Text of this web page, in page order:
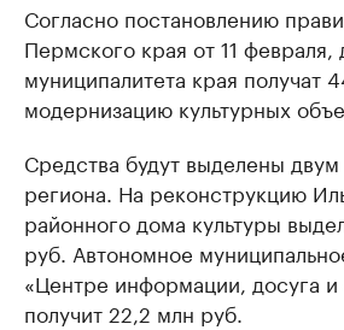
Согласно постановлению
Пермского края от 11 февраля,
муниципалитета края получат
модернизацию культурных
Средства будут выделены
региона. На реконструкцию
районного дома культуры
руб. Автономное
«Центре информации, досуга
получит 22,2 млн руб.